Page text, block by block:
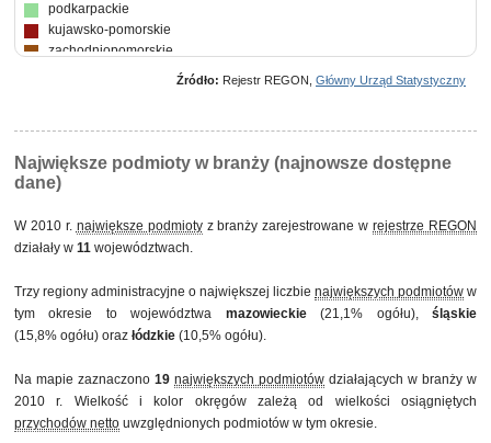
podkarpackie
kujawsko-pomorskie
zachodniopomorskie
lubelskie
opolskie
Źródło: Rejestr REGON, Główny Urząd Statystyczny
Największe podmioty w branży (najnowsze dostępne
dane)
W 2010 r. największe podmiotyz branży zarejestrowane wrejestrze REGON
działały w 11 województwach.
Trzy regiony administracyjne o największej liczbie największych podmiotów w
tym okresie to województwa mazowieckie(21,1% ogółu),śląskie
(15,8% ogółu) oraz łódzkie (10,5% ogółu).
Na mapie zaznaczono 19 największych podmiotów działających w branży w
2010 r. Wielkość i kolor okręgów zależą od wielkości osiągniętych
przychodów netto uwzględnionych podmiotów w tym okresie.